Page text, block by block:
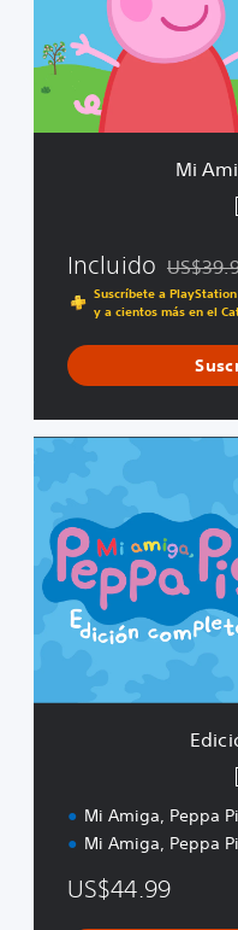
P
e
p
Mi
Incluido
Suscríbete a
y a cientos más en el
n
l
Mi Amiga, Peppa
Mi Amiga, Peppa
US$44.99